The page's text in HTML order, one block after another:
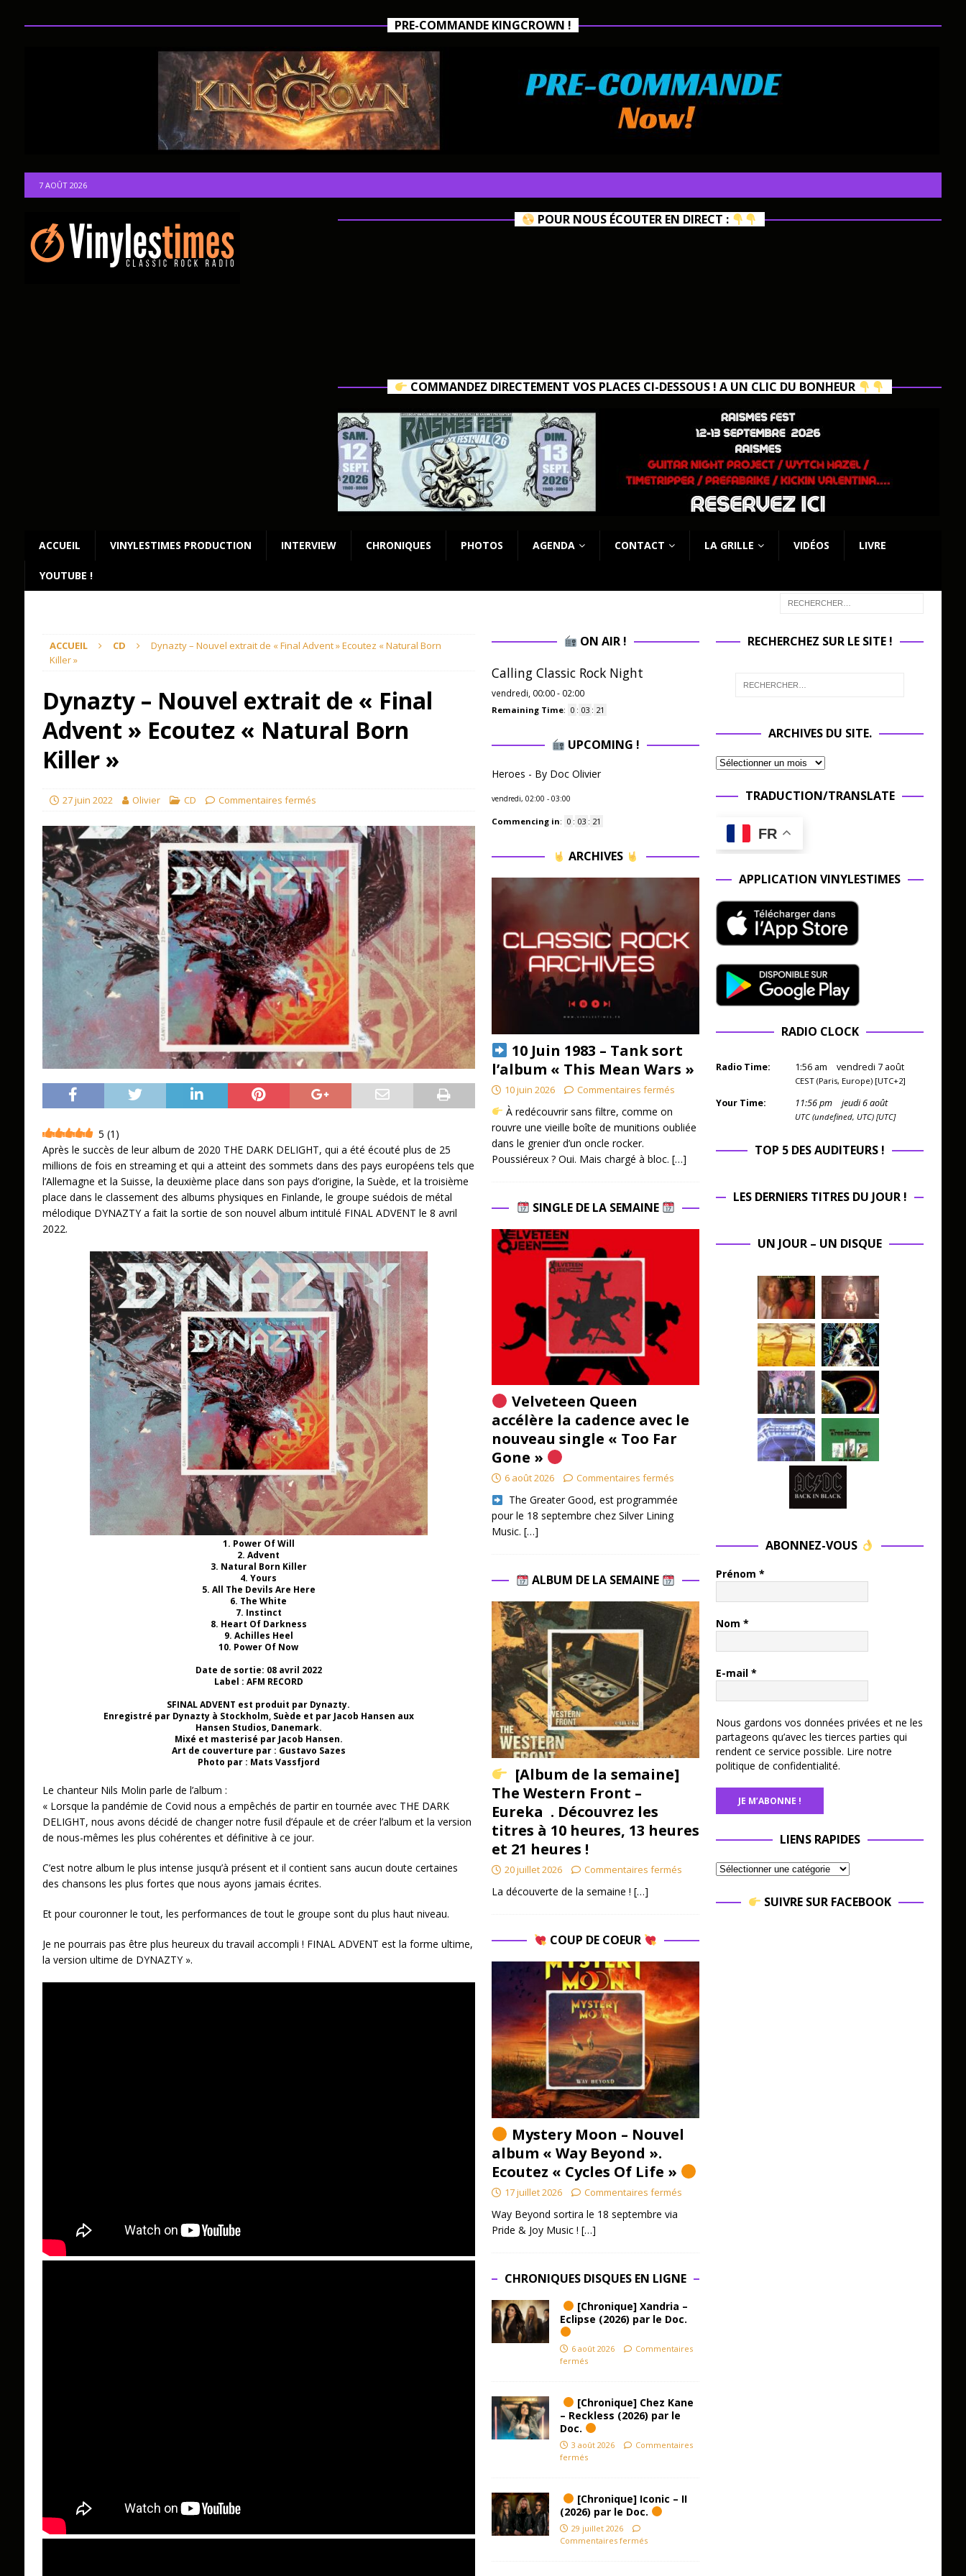
PRE-COMMANDE KINGCROWN !
7 AOÛT 2026
POUR NOUS ÉCOUTER EN DIRECT :
COMMANDEZ DIRECTEMENT VOS PLACES CI-DESSOUS ! A UN CLIC DU BONHEUR
ACCUEIL VINYLESTIMES PRODUCTION INTERVIEW CHRONIQUES PHOTOS AGENDA CONTACT LA GRILLE VIDÉOS LIVRE
YOUTUBE !
ACCUEIL CD
Dynazty – Nouvel extrait de « Final Advent » Ecoutez « Natural Born
Killer »
Dynazty – Nouvel extrait de « Final
Advent » Ecoutez « Natural Born
Killer »
27 juin 2022 Olivier CD Commentaires fermés
5 (1 )
Après le succès de leur album de 2020 THE DARK DELIGHT, qui a été écouté plus de 25
millions de fois en streaming et qui a atteint des sommets dans des pays européens tels que
l’Allemagne et la Suisse, la deuxième place dans son pays d’origine, la Suède, et la troisième
place dans le classement des albums physiques en Finlande, le groupe suédois de métal
mélodique DYNAZTY a fait la sortie de son nouvel album intitulé FINAL ADVENT le 8 avril
2022.
1. Power Of Will
2. Advent
3. Natural Born Killer
4. Yours
5. All The Devils Are Here
6. The White
7. Instinct
8. Heart Of Darkness
9. Achilles Heel
10. Power Of Now
Date de sortie: 08 avril 2022
Label : AFM RECORD
SFINAL ADVENT est produit par Dynazty.
Enregistré par Dynazty à Stockholm, Suède et par Jacob Hansen aux
Hansen Studios, Danemark.
Mixé et masterisé par Jacob Hansen.
Art de couverture par : Gustavo Sazes
Photo par : Mats Vassfjord
Le chanteur Nils Molin parle de l’album :
« Lorsque la pandémie de Covid nous a empêchés de partir en tournée avec THE DARK
DELIGHT, nous avons décidé de changer notre fusil d’épaule et de créer l’album et la version
de nous-mêmes les plus cohérentes et définitive à ce jour.
C’est notre album le plus intense jusqu’à présent et il contient sans aucun doute certaines
des chansons les plus fortes que nous ayons jamais écrites.
Et pour couronner le tout, les performances de tout le groupe sont du plus haut niveau.
Je ne pourrais pas être plus heureux du travail accompli ! FINAL ADVENT est la forme ultime,
la version ultime de DYNAZTY ».
ON AIR !
Calling Classic Rock Night
vendredi, 00:00 - 02:00
Remaining Time: 0 : 03 : 20
UPCOMING !
Heroes - By Doc Olivier
vendredi, 02:00 - 03:00
Commencing in: 0 : 03 : 20
ARCHIVES
10 Juin 1983 – Tank sort
l’album « This Mean Wars »
10 juin 2026 Commentaires fermés
À redécouvrir sans filtre, comme on
rouvre une vieille boîte de munitions oubliée
dans le grenier d’un oncle rocker.
Poussiéreux ? Oui. Mais chargé à bloc. […]
SINGLE DE LA SEMAINE
Velveteen Queen
accélère la cadence avec le
nouveau single « Too Far
Gone »
6 août 2026 Commentaires fermés
​ The Greater Good, est programmée
pour le 18 septembre chez Silver Lining
Music. […]
ALBUM DE LA SEMAINE
[Album de la semaine]
The Western Front –
Eureka . Découvrez les
titres à 10 heures, 13 heures
et 21 heures !
20 juillet 2026 Commentaires fermés
La découverte de la semaine ! […]
COUP DE COEUR
Mystery Moon – Nouvel
album « Way Beyond ».
Ecoutez « Cycles Of Life »
17 juillet 2026 Commentaires fermés
Way Beyond sortira le 18 septembre via
Pride & Joy Music ! […]
CHRONIQUES DISQUES EN LIGNE
[Chronique] Xandria –
Eclipse (2026) par le Doc.
6 août 2026
Commentaires
fermés
[Chronique] Chez Kane
– Reckless (2026) par le
Doc.
3 août 2026
Commentaires
fermés
[Chronique] Iconic – II
(2026) par le Doc.
29 juillet 2026
Commentaires fermés
RECHERCHEZ SUR LE SITE !
ARCHIVES DU SITE.
TRADUCTION/TRANSLATE
FR
APPLICATION VINYLESTIMES
RADIO CLOCK
Radio Time: 1:56 am vendredi 7 août
CEST (Paris, Europe) [UTC+2]
Your Time: 11:56pm jeudi 6 août
UTC (undefined, UTC) [UTC]
TOP 5 DES AUDITEURS !
LES DERNIERS TITRES DU JOUR !
UN JOUR – UN DISQUE
ABONNEZ-VOUS
Prénom *
Nom *
E-mail *
Nous gardons vos données privées et ne les
partageons qu’avec les tierces parties qui
rendent ce service possible. Lire notre
politique de confidentialité.
LIENS RAPIDES
SUIVRE SUR FACEBOOK